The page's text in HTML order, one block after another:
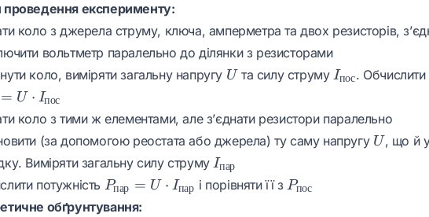
проведення експерименту:
коло з джерела струму, ключа, амперметра та двох резисторів,
вольтметр паралельно до ділянки з резисторами
коло, виміряти загальну напругу U
Uта силу струму I_{\text{пос}}
Iпос. Обчислити
= U ⋅ Iпос
коло з тими ж елементами, але з’єднати резистори паралельно
(за допомогою реостата або джерела) ту саму напругу U
U, що й
Виміряти загальну силу струмуI_{\text{пар}}
Iпар
потужність P_{\text{пар}}
= U \cdot
Pпар = U ⋅ Iпар і порівняти її зP_{\text{пос}}
Pпос
обґрунтування: